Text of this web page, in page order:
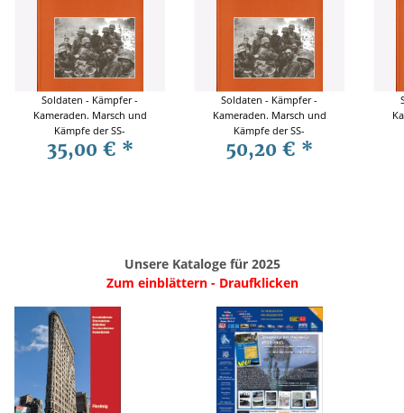
Soldaten - Kämpfer -
Kameraden. Marsch und
Kämpfe der SS-
Totenkopfdivision Band 1 -
Vopersal
35,00 € *
Soldaten - Kämpfer -
Kameraden. Marsch und
Kämpfe der SS-
Totenkopfdivision Band 2b
- Vopersal
50,20 € *
Unsere Kataloge für 2025
Zum einblättern - Draufklicken